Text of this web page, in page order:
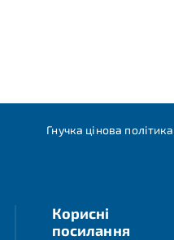
Гнучка цінова політика
Корисні
посилання